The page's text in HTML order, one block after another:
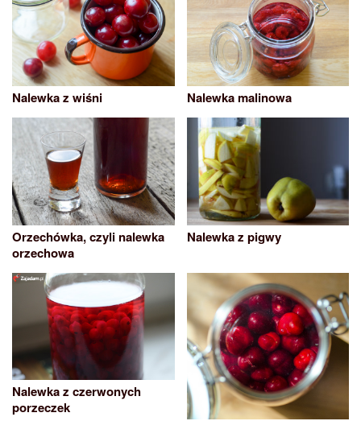
Nalewka z wiśni Nalewka malinowa
Orzechówka, czyli nalewka
orzechowa
Nalewka z pigwy
Nalewka z czerwonych
porzeczek